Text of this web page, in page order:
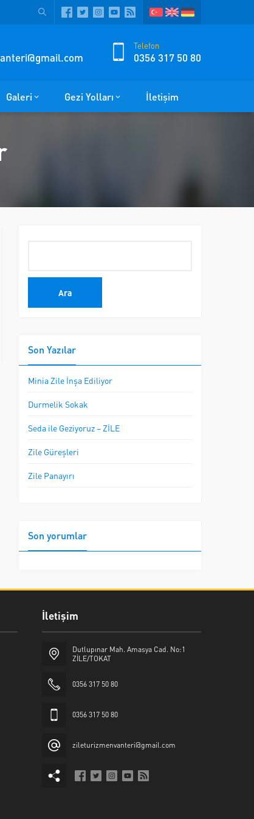
Telefon
0356 317 50 80
Galeri Gezi Yolları İletişim
Son Yazılar
Minia Zile İnşa Ediliyor
Durmelik Sokak
Seda ile Geziyoruz – ZİLE
Zile Güreşleri
Zile Panayırı
Son yorumlar
İletişim
Dutlupınar Mah. Amasya Cad. No:1
ZİLE/TOKAT
0356 317 50 80
0356 317 50 80
zileturizmenvanteri@gmail.com